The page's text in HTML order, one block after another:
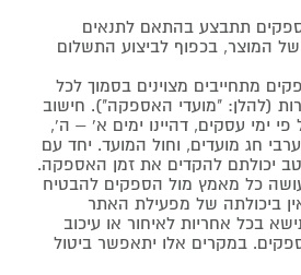
תתבצע בהתאם לתנאים
המוצר, בכפוף לביצוע התשלום
מתחייבים מצוינים בסמוך לכל
(להלן: "מועדי האספקה"). חישוב
ימי עסקים, דהיינו ימים א' – ה',
חג מועדים, וחול המועד. יחד עם
יכולתם להקדים את זמן האספקה.
כל מאמץ מול הספקים להבטיח
ביכולתה של מפעילת האתר
בכל אחריות לאיחור או עיכוב
במקרים אלו יתאפשר ביטול